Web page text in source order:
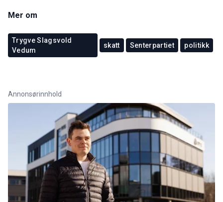
Mer om
Trygve Slagsvold
Vedum
skatt Senterpartiet politikk
Annonsørinnhold